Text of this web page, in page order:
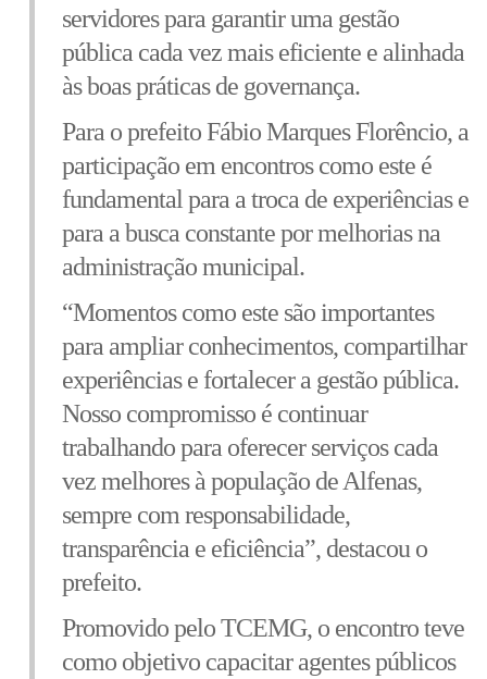
servidores para garantir uma gestão
pública cada vez mais eficiente e alinhada
às boas práticas de governança.
Para o prefeito Fábio Marques Florêncio, a
participação em encontros como este é
fundamental para a troca de experiências e
para a busca constante por melhorias na
administração municipal.
“Momentos como este são importantes
para ampliar conhecimentos, compartilhar
experiências e fortalecer a gestão pública.
Nosso compromisso é continuar
trabalhando para oferecer serviços cada
vez melhores à população de Alfenas,
sempre com responsabilidade,
transparência e eficiência”, destacou o
prefeito.
Promovido pelo TCEMG, o encontro teve
como objetivo capacitar agentes públicos